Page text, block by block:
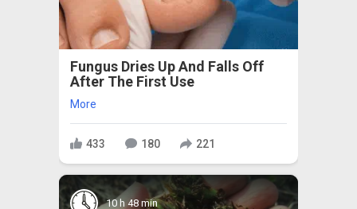
Fungus Dries Up And Falls Off
After The First Use
More
433 180 221
10 h 48 min